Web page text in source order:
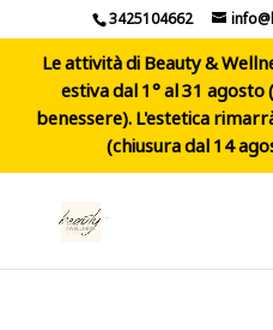
3425104662
Le attività di Beauty &
estiva dal 1° al 31
benessere). L'estetica
(chiusura dal 14